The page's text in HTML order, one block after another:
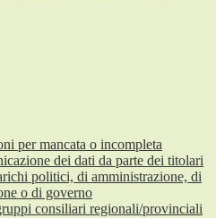
per mancata o incompleta
dei dati da parte dei titolari
politici, di amministrazione, di
o di governo
consiliari regionali/provinciali